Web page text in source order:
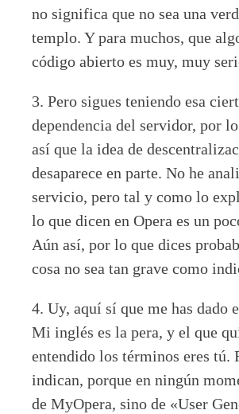
no significa que no sea una
templo. Y para muchos, que
código abierto es muy, muy
3. Pero sigues teniendo esa
dependencia del servidor, por
así que la idea de
desaparece en parte. No he
servicio, pero tal y como lo
lo que dicen en Opera es un
Aún así, por lo que dices
cosa no sea tan grave como
4. Uy, aquí sí que me has dado
Mi inglés es la pera, y el que
entendido los términos eres tú.
indican, porque en ningún
de MyOpera, sino de «User